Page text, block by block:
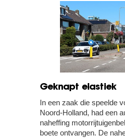
Geknapt elastiek
In een zaak die speelde
Noord-Holland, had een
naheffing
boete ontvangen. De